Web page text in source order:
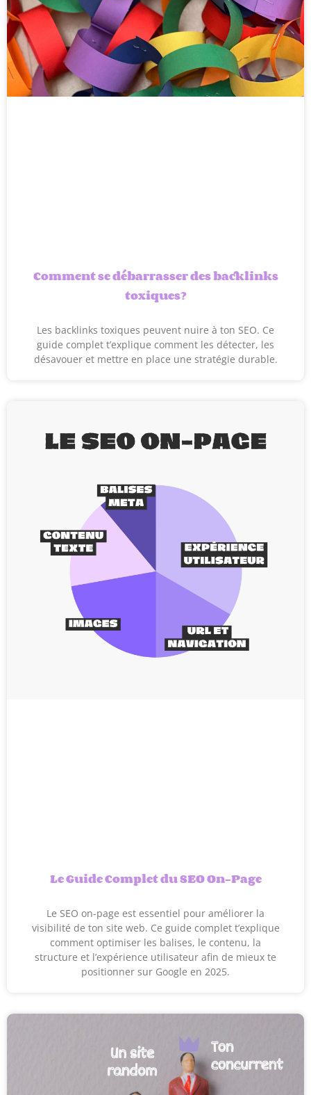
Comment se débarrasser des backlinks
toxiques?
Les backlinks toxiques peuvent nuire à ton SEO. Ce
guide complet t’explique comment les détecter, les
désavouer et mettre en place une stratégie durable.
Le Guide Complet du SEO On-Page
Le SEO on-page est essentiel pour améliorer la
visibilité de ton site web. Ce guide complet t’explique
comment optimiser les balises, le contenu, la
structure et l’expérience utilisateur afin de mieux te
positionner sur Google en 2025.